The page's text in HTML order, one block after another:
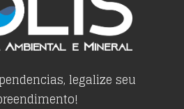
legalize seu